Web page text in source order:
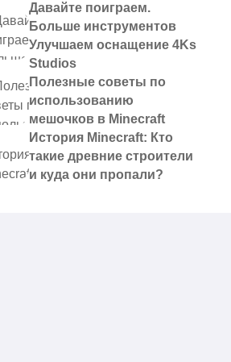
Давайте поиграем.
Больше инструментов
Улучшаем оснащение 4Ks
Studios
Полезные советы по
использованию
мешочков в Minecraft
История Minecraft: Кто
такие древние строители
и куда они пропали?